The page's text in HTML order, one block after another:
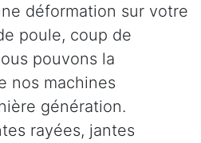
déformation sur votre
poule, coup de
pouvons la
nos machines
génération.
rayées, jantes